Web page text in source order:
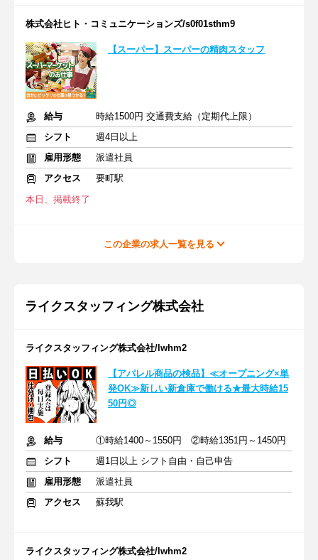
株式会社ヒト・コミュニケーションズ/s0f01sthm9
【スーパー】スーパーの精肉スタッフ
給与
時給1500円 交通費支給（定期代上限）
シフト
週4日以上
雇用形態
派遣社員
アクセス
要町駅
本日、掲載終了
この企業の求人一覧を見る
ライクスタッフィング株式会社
ライクスタッフィング株式会社/lwhm2
【アパレル商品の検品】≪オープニング×単
発OK≫新しい新倉庫で働ける★最大時給15
50円◎
給与
①時給1400～1550円 ②時給1351円～1450円
シフト
週1日以上 シフト自由・自己申告
雇用形態
派遣社員
アクセス
蘇我駅
ライクスタッフィング株式会社/lwhm2